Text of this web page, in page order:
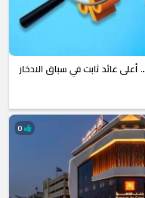
شهادات بنك القاهرة 2026.. أعلى عائد ثابت في سباق الادخار